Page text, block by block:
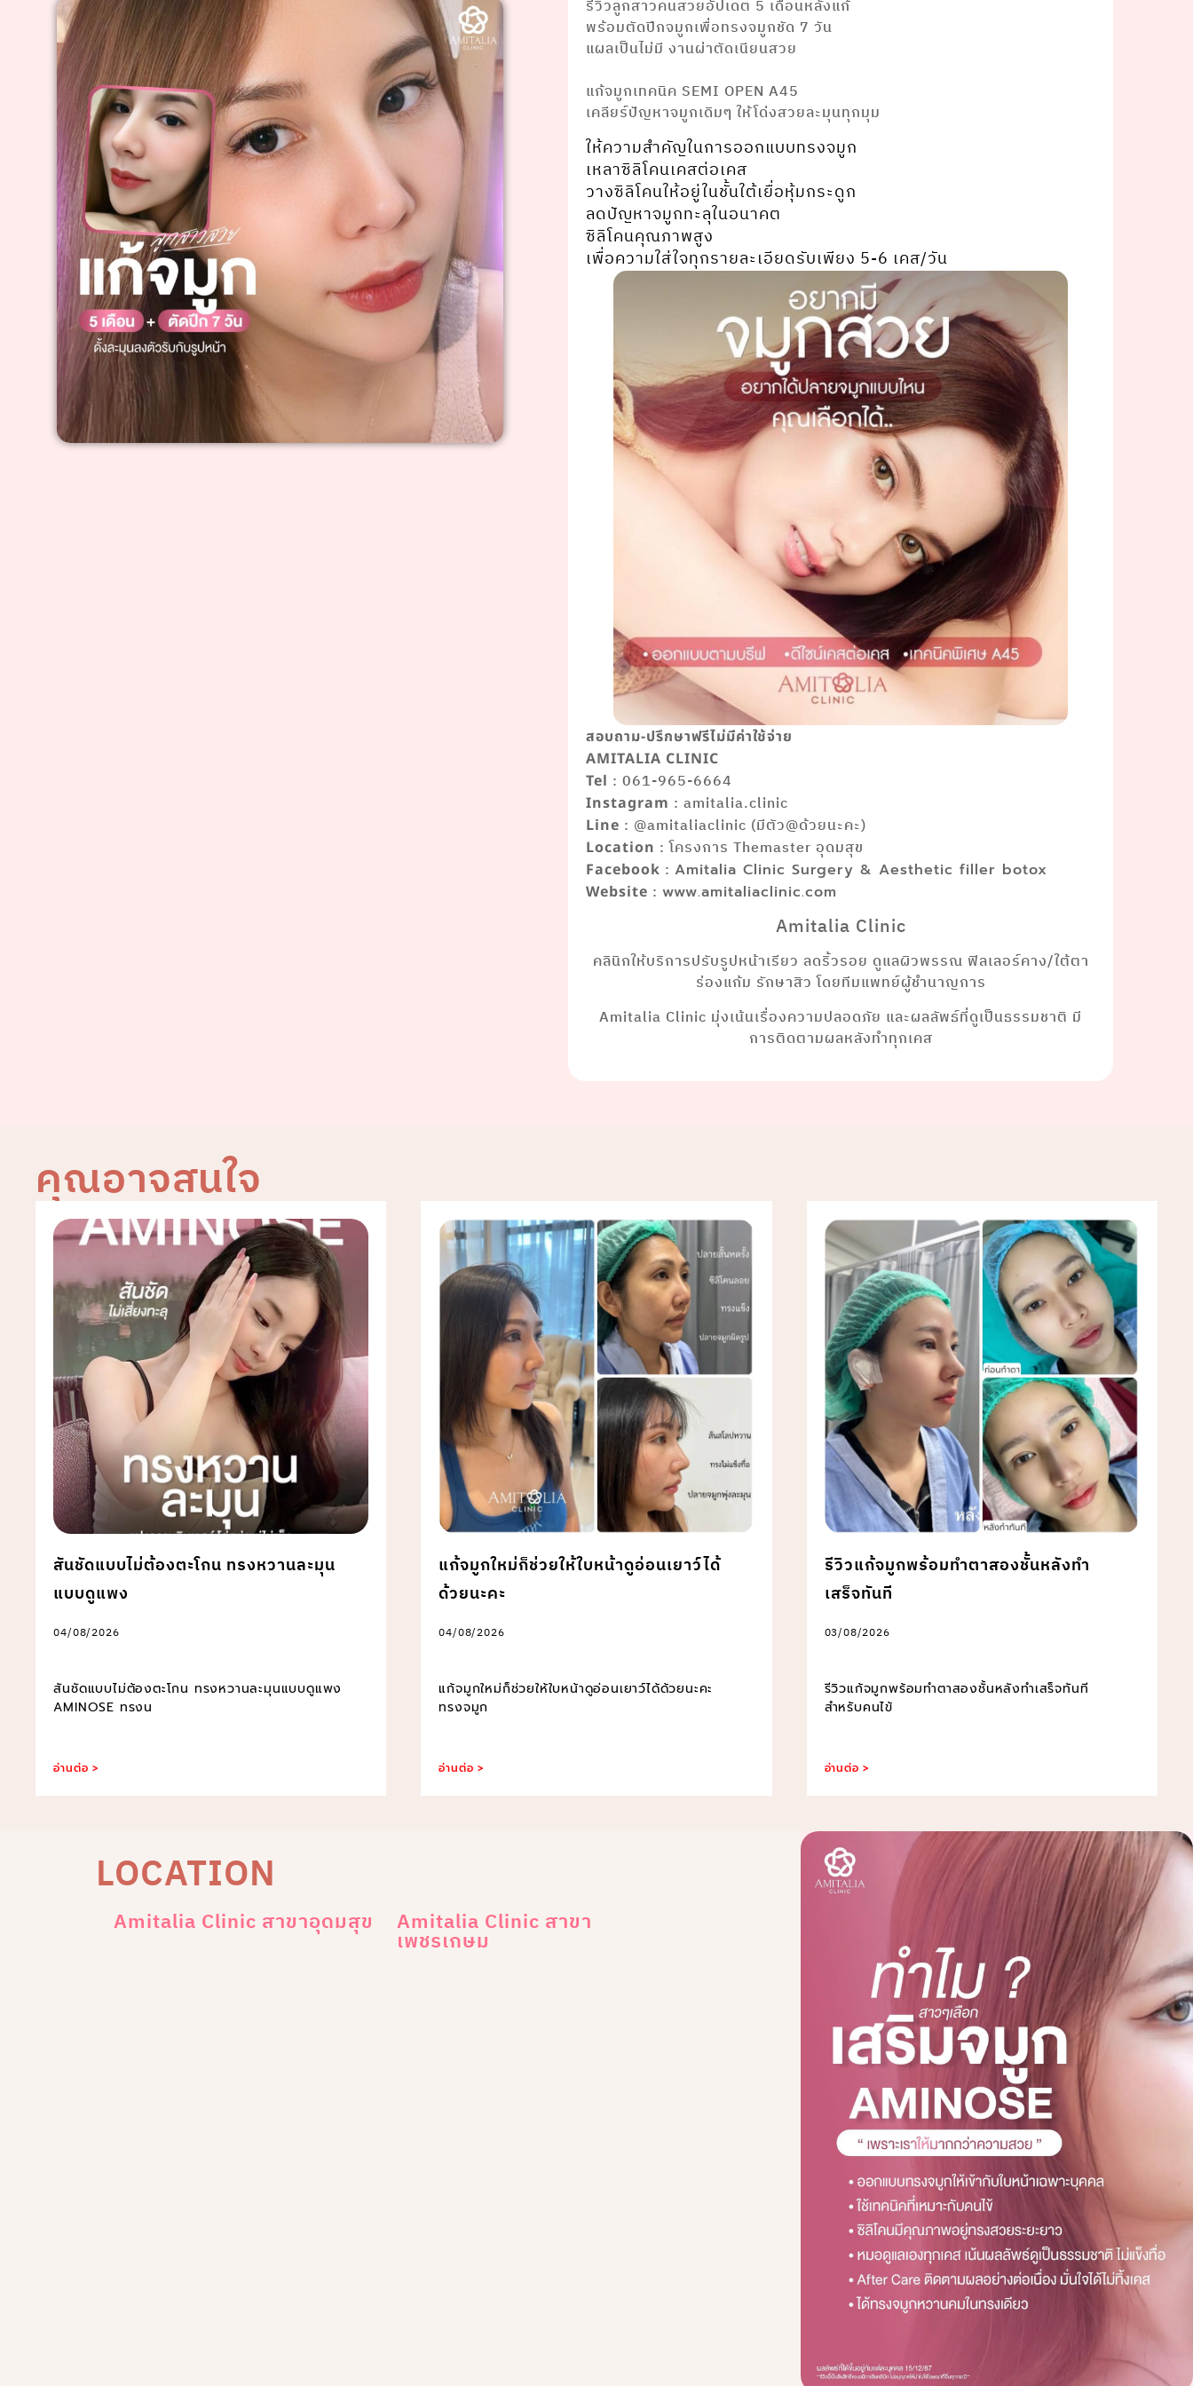
รีวิวลูกสาวคนสวยอัปเดต 5 เดือนหลังแก้
พร้อมตัดปีกจมูกเพื่อทรงจมูกชัด 7 วัน
แผลเป็นไม่มี งานผ่าตัดเนียนสวย
แก้จมูกเทคนิค SEMI OPEN A45
เคลียร์ปัญหาจมูกเดิมๆ ให้โด่งสวยละมุนทุกมุม
ให้ความสำคัญในการออกแบบทรงจมูก
เหลาซิลิโคนเคสต่อเคส
วางซิลิโคนให้อยู่ในชั้นใต้เยื่อหุ้มกระดูก
ลดปัญหาจมูกทะลุในอนาคต
ซิลิโคนคุณภาพสูง
เพื่อความใส่ใจทุกรายละเอียดรับเพียง 5-6 เคส/วัน
สอบถาม-ปรึกษาฟรีไม่มีค่าใช้จ่าย
AMITALIA CLINIC
Tel : 061-965-6664
Instagram : amitalia.clinic
Line : @amitaliaclinic (มีตัว@ด้วยนะคะ)
Location : โครงการ Themaster อุดมสุข
Facebook :Amitalia Clinic Surgery & Aesthetic filler botox
Website :www.amitaliaclinic.com
Amitalia Clinic
คลินิกให้บริการปรับรูปหน้าเรียว ลดริ้วรอย ดูแลผิวพรรณ ฟิลเลอร์คาง/ใต้ตา
ร่องแก้ม รักษาสิว โดยทีมแพทย์ผู้ชำนาญการ
Amitalia Clinic มุ่งเน้นเรื่องความปลอดภัย และผลลัพธ์ที่ดูเป็นธรรมชาติ มี
การติดตามผลหลังทำทุกเคส
คุณอาจสนใจ
สันชัดแบบไม่ต้องตะโกน ทรงหวานละมุน
แบบดูแพง
04/08/2026
สันชัดแบบไม่ต้องตะโกน ทรงหวานละมุนแบบดูแพง
AMINOSE ทรงน
อ่านต่อ >
แก้จมูกใหม่ก็ช่วยให้ใบหน้าดูอ่อนเยาว์ได้
ด้วยนะคะ
04/08/2026
แก้จมูกใหม่ก็ช่วยให้ใบหน้าดูอ่อนเยาว์ได้ด้วยนะคะ
ทรงจมูก
อ่านต่อ >
รีวิวแก้จมูกพร้อมทำตาสองชั้นหลังทำ
เสร็จทันที
03/08/2026
รีวิวแก้จมูกพร้อมทำตาสองชั้นหลังทำเสร็จทันที
สำหรับคนไข้
อ่านต่อ >
LOCATION
Amitalia Clinic สาขาอุดมสุข Amitalia Clinic สาขา
เพชรเกษม